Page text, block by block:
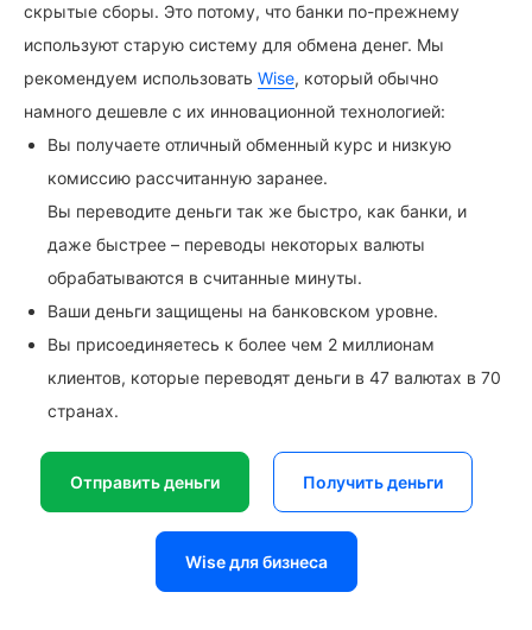
скрытые сборы. Это потому, что банки по-прежнему
используют старую систему для обмена денег. Мы
рекомендуем использовать Wise, который обычно
намного дешевле с их инновационной технологией:
Вы получаете отличный обменный курс и низкую
комиссию рассчитанную заранее.
Вы переводите деньги так же быстро, как банки, и
даже быстрее – переводы некоторых валюты
обрабатываются в считанные минуты.
Ваши деньги защищены на банковском уровне.
Вы присоединяетесь к более чем 2 миллионам
клиентов, которые переводят деньги в 47 валютах в 70
странах.
Отправить деньги Получить деньги
Wise для бизнеса